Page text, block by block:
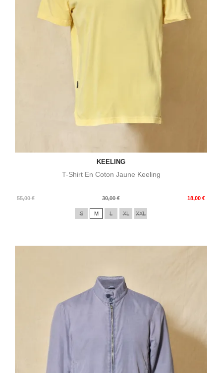
KEELING
T-Shirt En Coton Jaune Keeling
55,00 €
Prix
30,00 € 18,00 €
Prix
S M L XL XXL